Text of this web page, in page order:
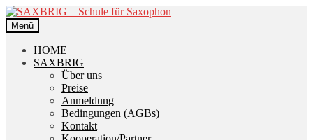
Zur
Navigation
springen
Zum
Inhalt
springen
Menü
HOME
SAXBRIG
Über uns
Preise
Anmeldung
Bedingungen (AGBs)
Kontakt